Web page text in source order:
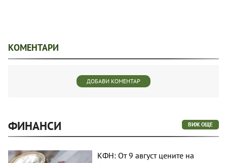
КОМЕНТАРИ
ДОБАВИ КОМЕНТАР
ФИНАНСИ ВИЖ ОЩЕ
КФН: От 9 август цените на